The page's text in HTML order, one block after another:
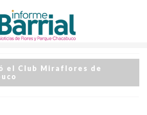
el Club Miraflores de